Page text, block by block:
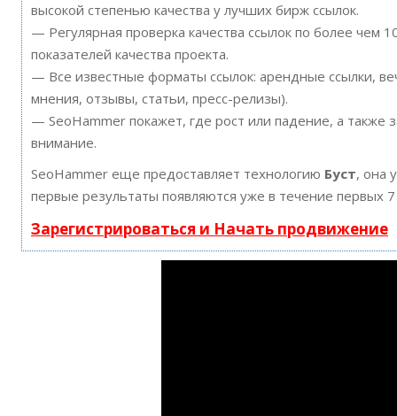
высокой степенью качества у лучших бирж ссылок.
— Регулярная проверка качества ссылок по более чем
показателей качества проекта.
— Все известные форматы ссылок: арендные ссылки,
мнения, отзывы, статьи, пресс-релизы).
— SeoHammer покажет, где рост или падение, а также
внимание.
SeoHammer еще предоставляет технологию Буст, она
первые результаты появляются уже в течение первых
Зарегистрироваться и Начать продвижение